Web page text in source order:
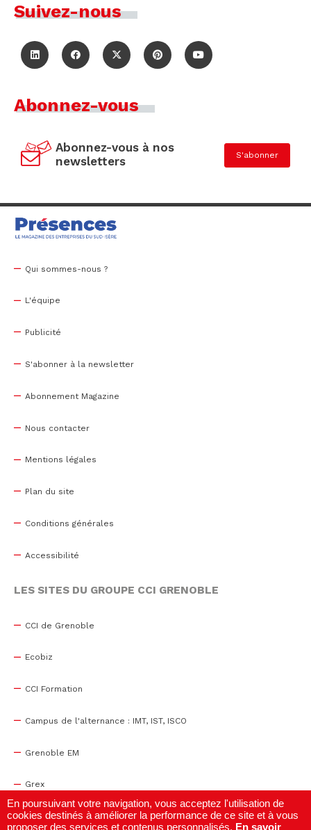
Suivez-nous
Abonnez-vous
Abonnez-vous à nos
newsletters
S'abonner
Qui sommes-nous ?
L'équipe
Publicité
S'abonner à la newsletter
Abonnement Magazine
Nous contacter
Mentions légales
Plan du site
Conditions générales
Accessibilité
LES SITES DU GROUPE CCI GRENOBLE
CCI de Grenoble
Ecobiz
CCI Formation
Campus de l'alternance : IMT, IST, ISCO
Grenoble EM
Grex
WTC Grenoble
En poursuivant votre navigation, vous acceptez l'utilisation de
cookies destinés à améliorer la performance de ce site et à vous
proposer des services et contenus personnalisés. En savoir